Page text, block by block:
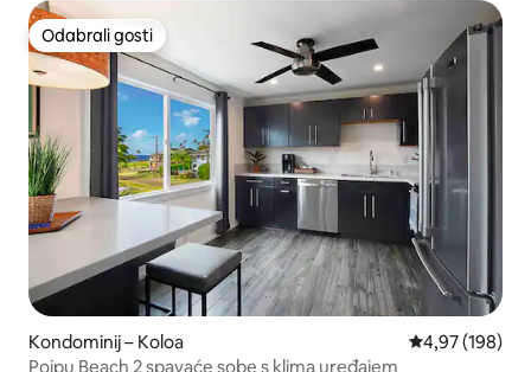
Odabrali gosti
Odabrali gosti
Kondominij – Koloa Prosječna
4,97 (198)
Poipu Beach 2 spavaće sobe s klima uređajem